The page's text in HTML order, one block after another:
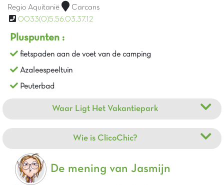
Regio Aquitanië
Carcans
0033(0)5.56.03.37.12
Pluspunten :
fietspaden aan de voet van de camping
Azaleespeeltuin
Peuterbad
Waar Ligt Het Vakantiepark
Wie is ClicoChic?
De mening van Jasmijn